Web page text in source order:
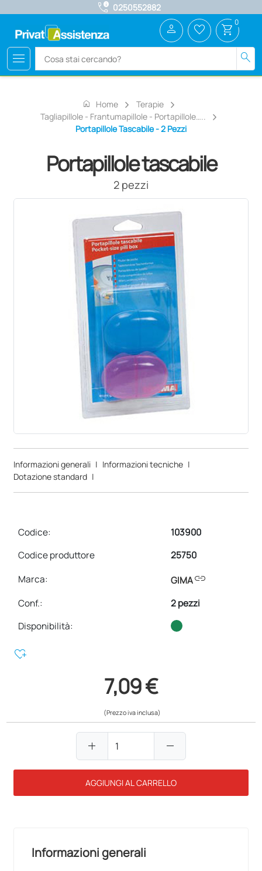
call_quality 0250552882
menu search
person favorite_border shopping_cart 0
home Home
Terapie
Tagliapillole - Frantumapillole - Portapillole…..
Portapillole Tascabile - 2 Pezzi
Portapillole tascabile
2 pezzi
Informazioni generali | Informazioni tecniche |
Dotazione standard |
Codice:
103900
Codice produttore
25750
Marca:
GIMAlink
Conf.:
2 pezzi
Disponibilità:
heart_plus
7,09 €
(Prezzo iva inclusa)
add remove
AGGIUNGI AL CARRELLO
Informazioni generali